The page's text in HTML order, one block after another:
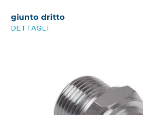
giunto dritto
DETTAGLI